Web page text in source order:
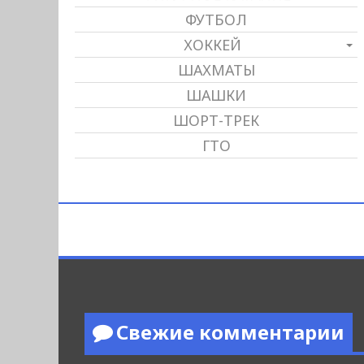
ФУТБОЛ
ХОККЕЙ
ШАХМАТЫ
ШАШКИ
ШОРТ-ТРЕК
ГТО
Свежие комментарии